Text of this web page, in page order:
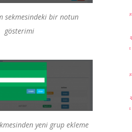
sekmesindeki bir notun
gösterimi
yeni grup ekleme